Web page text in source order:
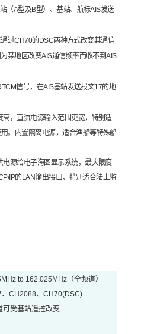
（A型及B型）、基站、航标AIS发送
过CH70的DSC两种方式改变其通信
某地区改变AIS通信频率而收不到AIS
信号，在AIS基站发送报文17的地
，直流电源输入范围更宽，特别适
。内置隔离电源，适合渔船等特殊船
源给电子海图显示系统，最大限度
IP的LAN输出接口，特别适合陆上监
to 162.025MHz （全频道）
、CH2088、CH70(DSC)
可受基站遥控改变